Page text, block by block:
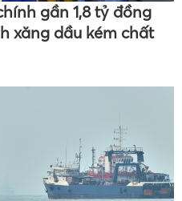
gần 1,8 tỷ đồng
xăng dầu kém chất